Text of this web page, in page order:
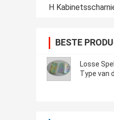
H
BESTE
Losse
Type van